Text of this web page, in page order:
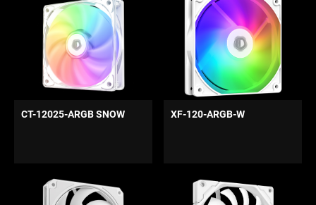
CT-12025-ARGB SNOW XF-120-ARGB-W